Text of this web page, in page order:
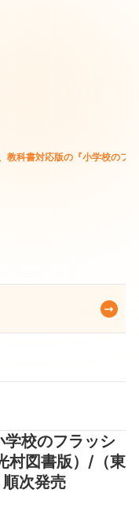
教科書対応版の『小学校のフ
校のフラッシ
村図書版）/（東
次発売